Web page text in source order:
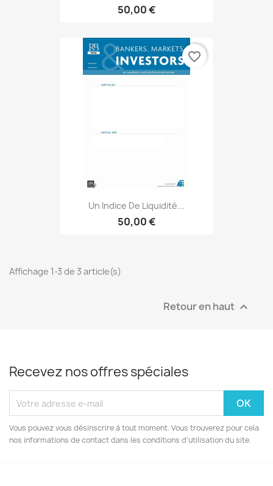
50,00 €
Un Indice De Liquidité...
50,00 €
favorite_border
Affichage 1-3 de 3 article(s)
Retour en haut 
Recevez nos offres spéciales
Vous pouvez vous désinscrire à tout moment. Vous trouverez pour cela
nos informations de contact dans les conditions d'utilisation du site.